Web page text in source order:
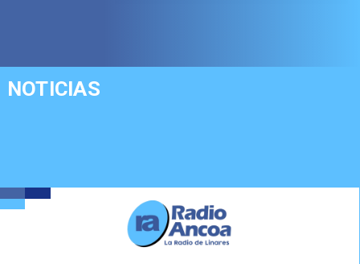
NOTICIAS